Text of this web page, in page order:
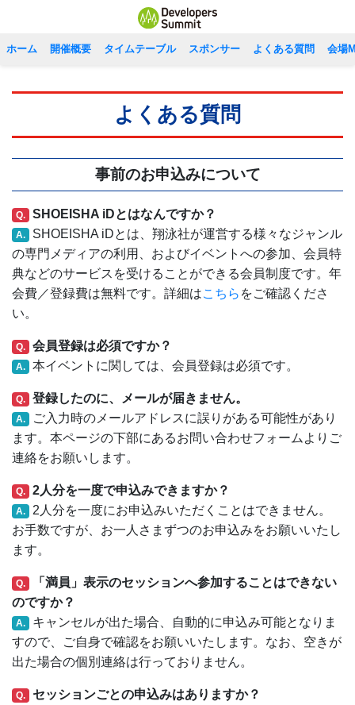
ホーム 開催概要 タイムテーブル スポンサー よくある質問 会場
よくある質問
事前のお申込みについて
Q. SHOEISHA iDとはなんですか？
A. SHOEISHA iDとは、翔泳社が運営する様々なジャンル
の専門メディアの利用、およびイベントへの参加、会員特
典などのサービスを受けることができる会員制度です。年
会費／登録費は無料です。詳細はこちら をご確認くださ
い。
Q. 会員登録は必須ですか？
A. 本イベントに関しては、会員登録は必須です。
Q. 登録したのに、メールが届きません。
A. ご入力時のメールアドレスに誤りがある可能性があり
ます。本ページの下部にあるお問い合わせフォームよりご
連絡をお願いします。
Q. 2人分を一度で申込みできますか？
A. 2人分を一度にお申込みいただくことはできません。
お手数ですが、お一人さまずつのお申込みをお願いいたし
ます。
Q. 「満員」表示のセッションへ参加することはできない
のですか？
A. キャンセルが出た場合、自動的に申込み可能となりま
すので、ご自身で確認をお願いいたします。なお、空きが
出た場合の個別連絡は行っておりません。
Q. セッションごとの申込みはありますか？